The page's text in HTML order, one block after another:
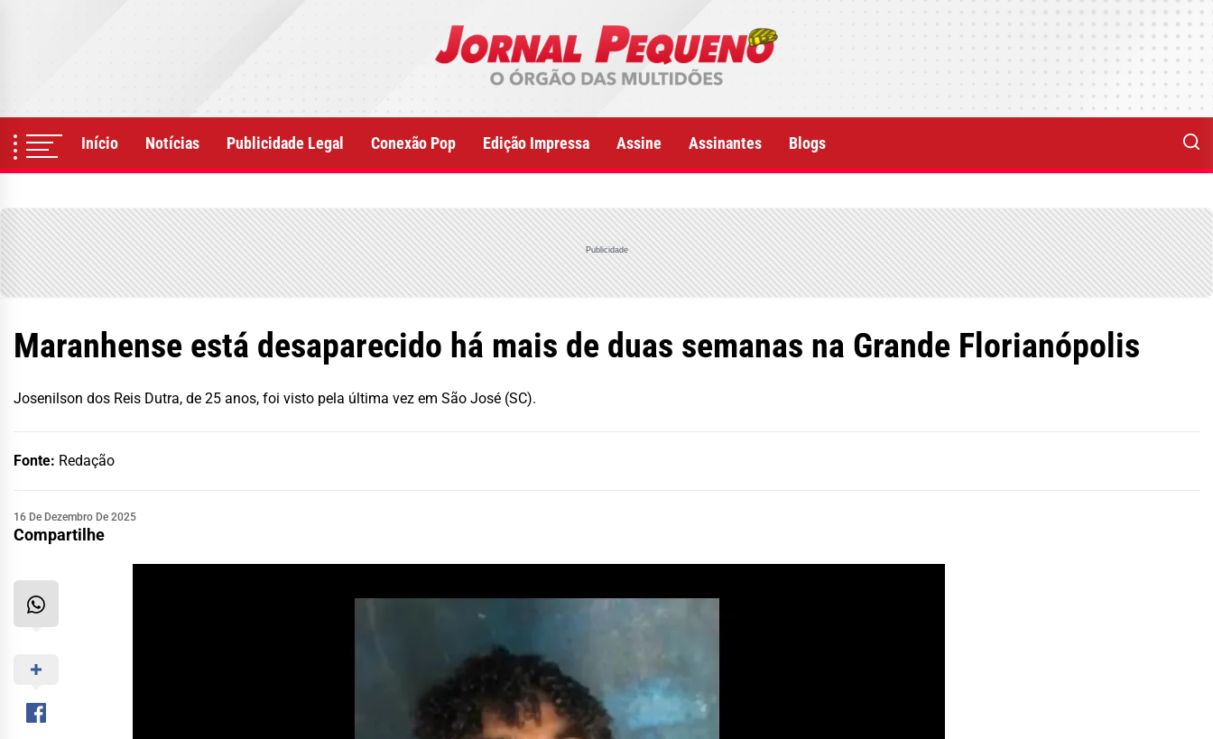
Início Notícias Publicidade Legal Conexão Pop Edição Impressa Assine Assinantes Blogs
Publicidade
Maranhense está desaparecido há mais de duas semanas na Grande Florianópolis
Josenilson dos Reis Dutra, de 25 anos, foi visto pela última vez em São José (SC).
Fonte: Redação
16 De Dezembro De 2025
Compartilhe